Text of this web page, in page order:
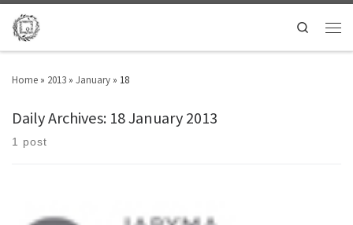
Search
Home » 2013 » January » 18
Daily Archives: 18 January 2013
1 post